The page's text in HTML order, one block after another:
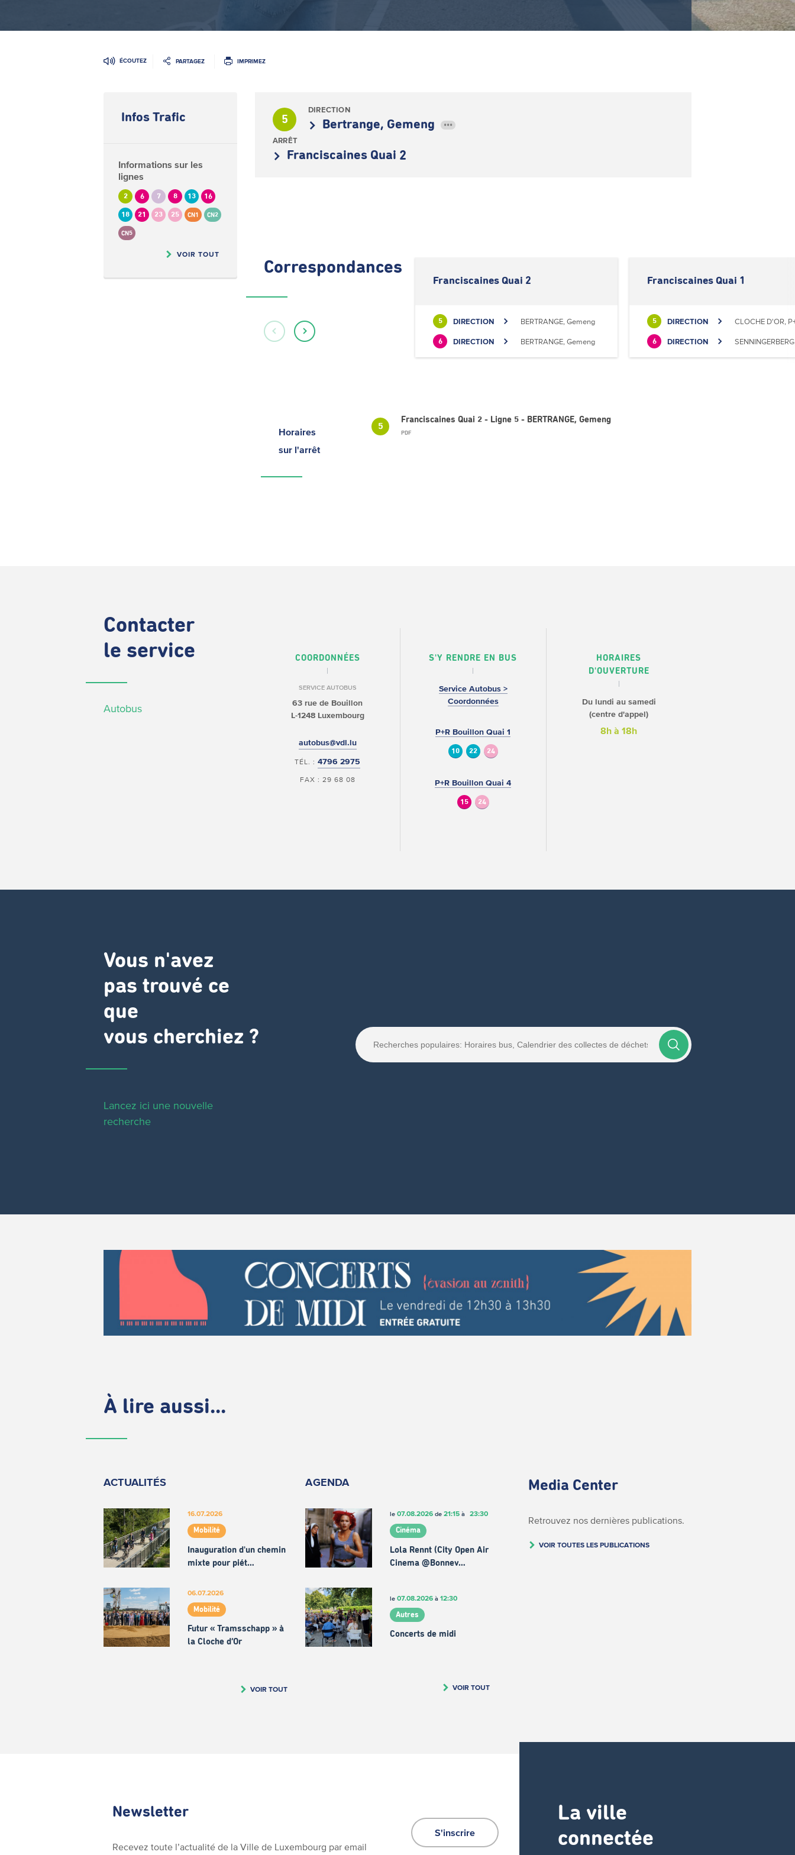
ÉCOUTEZ PARTAGEZ IMPRIMEZ
Infos Trafic
Informations sur les
lignes
2 6 7 8 13 16
18 21 23 25 CN1 CN2
CN5
VOIR TOUT
5
DIRECTION
Bertrange, Gemeng •••
ARRÊT
Franciscaines Quai 2
Correspondances
Franciscaines Quai 2
5 DIRECTION BERTRANGE, Gemeng
6 DIRECTION BERTRANGE, Gemeng
Franciscaines Quai 1
5 DIRECTION CLOCHE D'OR,
6 DIRECTION
Horaires
sur l'arrêt
5
Franciscaines Quai 2 - Ligne 5 - BERTRANGE, Gemeng
PDF
Contacter
le service
Autobus
COORDONNÉES
SERVICE AUTOBUS
63 rue de Bouillon
L-1248 Luxembourg
autobus@vdl.lu
TÉL. :4796 2975
FAX : 29 68 08
S'Y RENDRE EN BUS
Service Autobus >
Coordonnées
P+R Bouillon Quai 1
10 22 24
P+R Bouillon Quai 4
15 24
HORAIRES
D'OUVERTURE
Du lundi au samedi
(centre d'appel)
8h à 18h
Vous n'avez
pas trouvé ce
que
vous cherchiez ?
Lancez ici une nouvelle
recherche
À lire aussi...
ACTUALITÉS
16.07.2026
Mobilité
Inauguration d'un chemin
mixte pour piét…
06.07.2026
Mobilité
Futur « Tramsschapp » à
la Cloche d’Or
VOIR TOUT
AGENDA
le 07.08.2026de 21:15à 23:30
Cinéma
Lola Rennt (City Open Air
Cinema @Bonnev…
le 07.08.2026à 12:30
Autres
Concerts de midi
VOIR TOUT
Media Center
Retrouvez nos dernières publications.
VOIR TOUTES LES PUBLICATIONS
La ville
connectée
Newsletter
Recevez toute l’actualité de la Ville de Luxembourg par email
S'inscrire